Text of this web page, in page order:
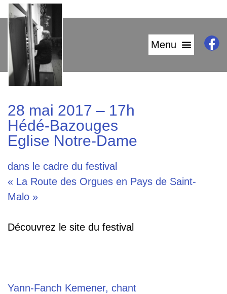
28 mai 2017 – 17h
Hédé-Bazouges
Eglise Notre-Dame
dans le cadre du festival
« La Route des Orgues en Pays de Saint-
Malo »
Découvrez le site du festival
Yann-Fanch Kemener, chant